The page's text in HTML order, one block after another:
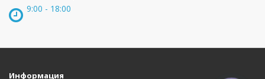
9:00 - 18:00
Информация